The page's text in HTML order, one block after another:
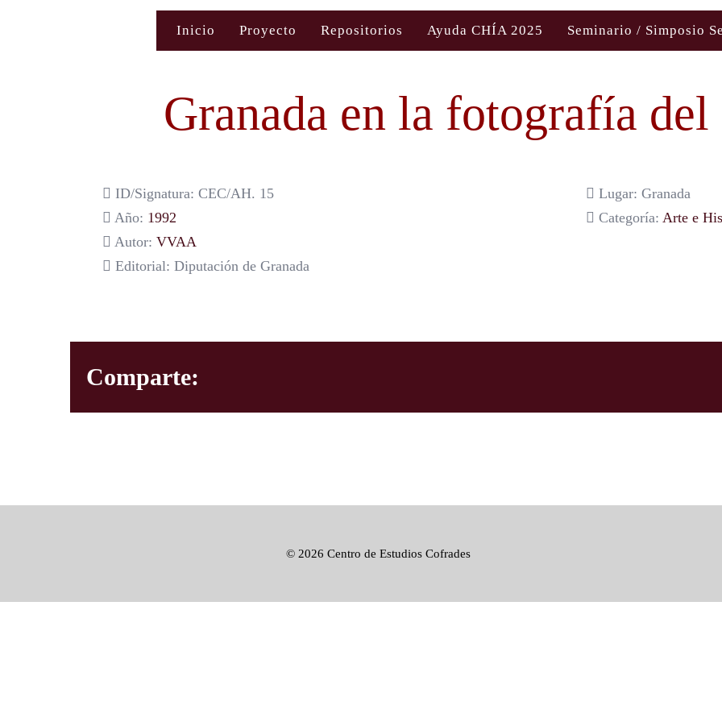
Inicio Proyecto Repositorios Ayuda CHÍA 2025 Seminario / Simposio
Granada en la fotografía
ID/Signatura: CEC/AH. 15
Año: 1992
Autor: VVAA
Editorial: Diputación de Granada
Lugar: Granada
Categoría: Arte e
Comparte:
© 2026 Centro de Estudios Cofrades